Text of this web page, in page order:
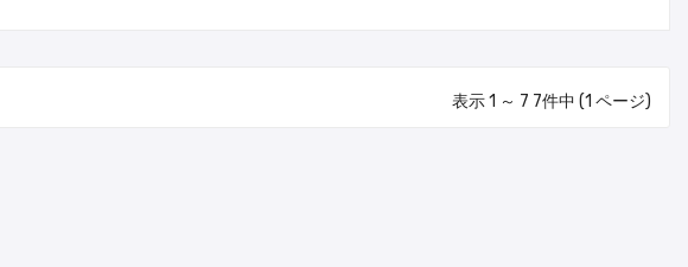
表示 1 ～ 7 7件中 (1 ページ)